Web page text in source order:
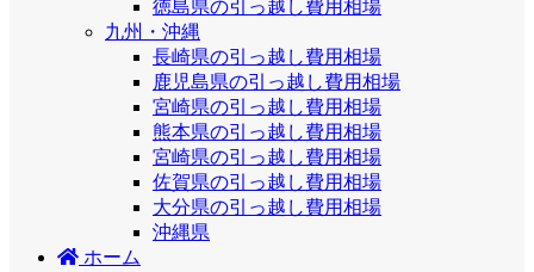
徳島県の引っ越し費用相場
九州・沖縄
長崎県の引っ越し費用相場
鹿児島県の引っ越し費用相場
宮崎県の引っ越し費用相場
熊本県の引っ越し費用相場
宮崎県の引っ越し費用相場
佐賀県の引っ越し費用相場
大分県の引っ越し費用相場
沖縄県
ホーム